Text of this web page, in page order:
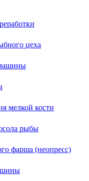
цеха
мелкой кости
рыбы
фарша (неопресс)